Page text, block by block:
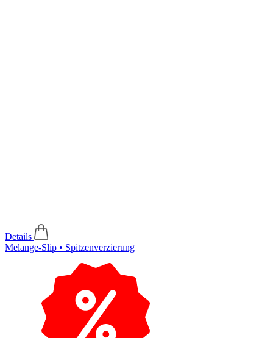
Details
Melange-Slip • Spitzenverzierung